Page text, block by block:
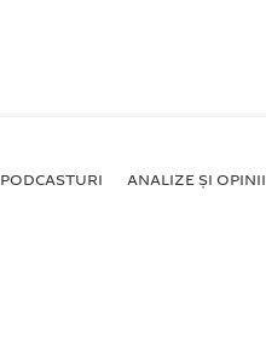
PODCASTURI ANALIZE ȘI OPINII